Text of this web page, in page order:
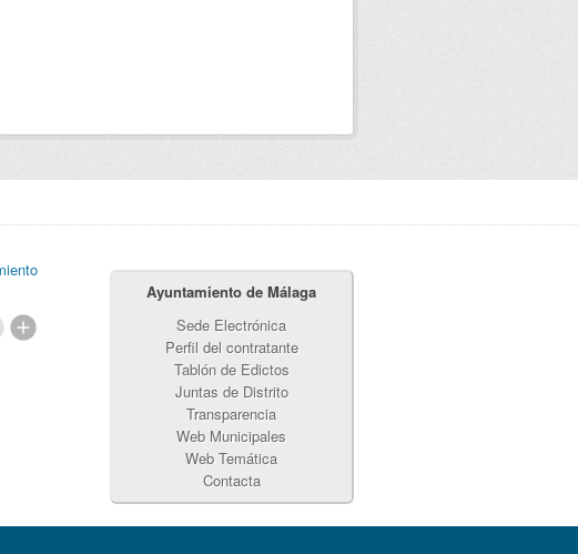
Ayuntamiento de Málaga
Sede Electrónica
Perfil del contratante
Tablón de Edictos
Juntas de Distrito
Transparencia
Web Municipales
Web Temática
Contacta